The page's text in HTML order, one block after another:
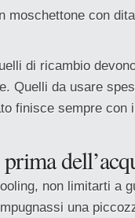
moschettone con
di ricambio
Quelli da usare
finisce sempre con
non limitarti a
una